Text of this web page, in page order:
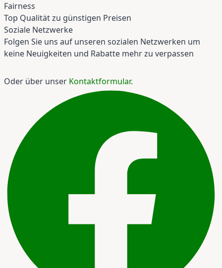
Fairness
Top Qualität zu günstigen Preisen
Soziale Netzwerke
Folgen Sie uns auf unseren sozialen Netzwerken um
keine Neuigkeiten und Rabatte mehr zu verpassen
Oder über unser Kontaktformular.